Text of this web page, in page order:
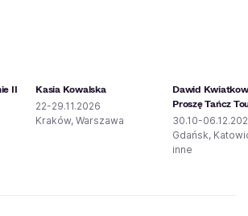
II Kasia Kowalska
22-29.11.2026
Kraków, Warszawa
Dawid
Proszę Tańcz
30.10-
Gdańsk,
inne